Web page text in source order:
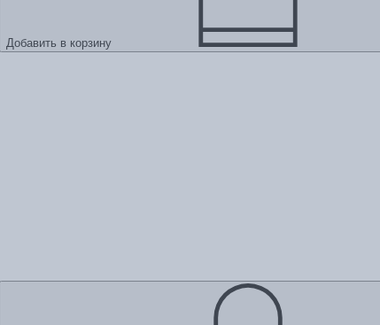
Добавить в корзину